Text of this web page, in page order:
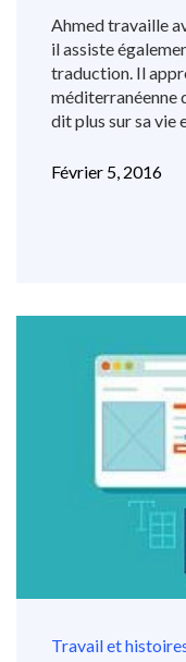
Ahmed travaille
il assiste
traduction. Il
méditerranéenne
dit plus sur sa vie
Février 5, 2016
Travail et